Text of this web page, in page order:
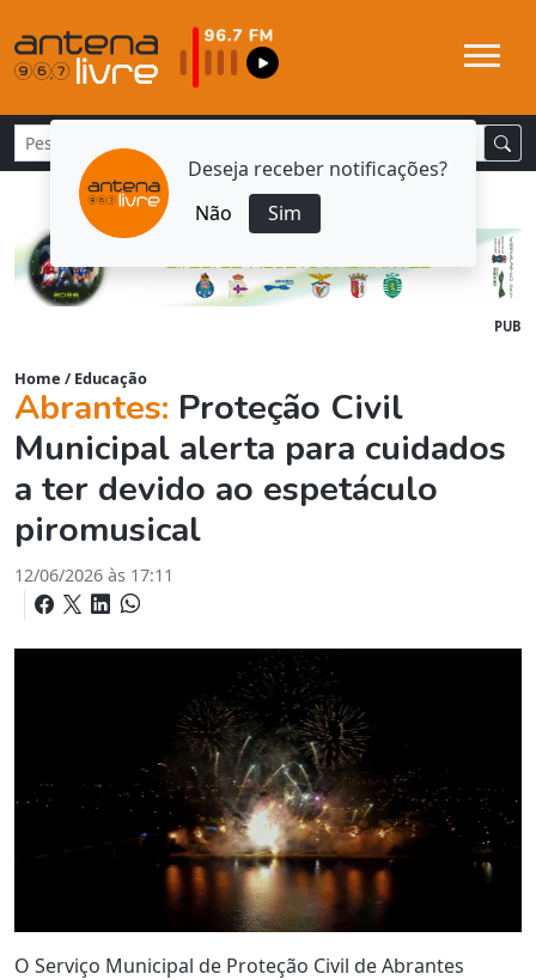
Deseja receber notificações?
Não
Sim
PUB
Home / Educação
Abrantes: Proteção Civil
Municipal alerta para cuidados
a ter devido ao espetáculo
piromusical
12/06/2026 às 17:11
O Serviço Municipal de Proteção Civil de Abrantes